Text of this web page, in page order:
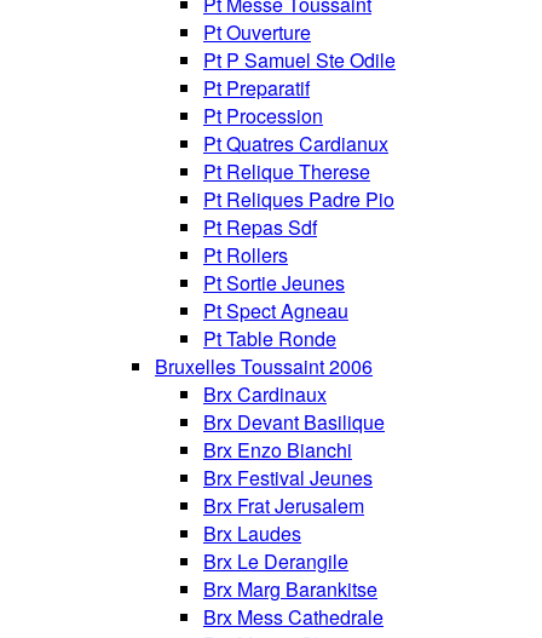
Pt Ouverture
Pt P Samuel Ste Odile
Pt Preparatif
Pt Procession
Pt Quatres Cardianux
Pt Relique Therese
Pt Reliques Padre Pio
Pt Repas Sdf
Pt Rollers
Pt Sortie Jeunes
Pt Spect Agneau
Pt Table Ronde
Bruxelles Toussaint 2006
Brx Cardinaux
Brx Devant Basilique
Brx Enzo Bianchi
Brx Festival Jeunes
Brx Frat Jerusalem
Brx Laudes
Brx Le Derangile
Brx Marg Barankitse
Brx Mess Cathedrale